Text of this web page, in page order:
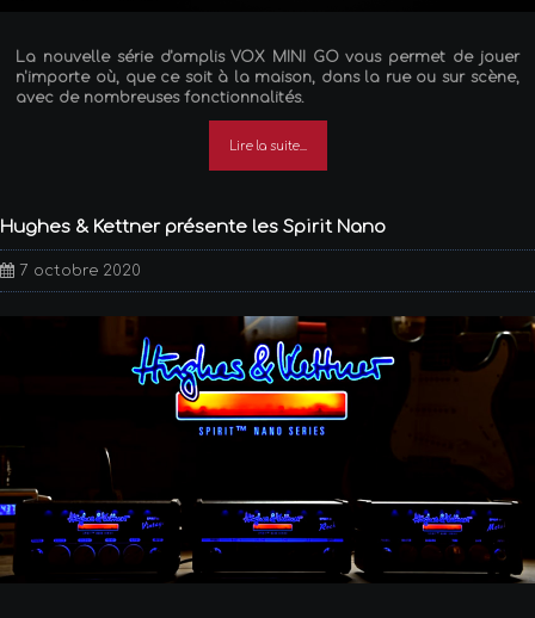
La nouvelle série d'amplis VOX MINI GO vous permet de jouer
n'importe où, que ce soit à la maison, dans la rue ou sur scène,
avec de nombreuses fonctionnalités.
Lire la suite...
Hughes & Kettner présente les Spirit Nano
7 octobre 2020